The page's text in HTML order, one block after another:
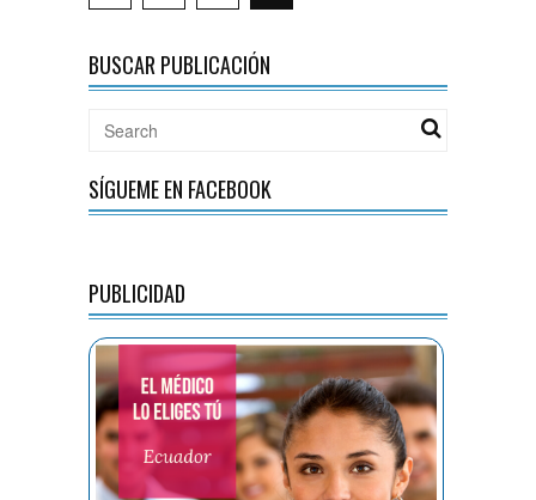
BUSCAR PUBLICACIÓN
SÍGUEME EN FACEBOOK
PUBLICIDAD